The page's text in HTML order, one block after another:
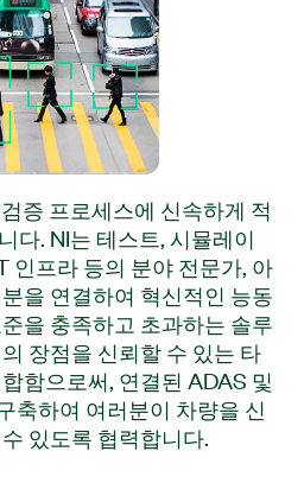
증 프로세스에 신속하게 적
다. NI는 테스트, 시뮬레이
인프라 등의 분야 전문가, 아
을 연결하여 혁신적인 능동
을 충족하고 초과하는 솔루
장점을 신뢰할 수 있는 타
함으로써, 연결된 ADAS 및
축하여 여러분이 차량을 신
있도록 협력합니다.